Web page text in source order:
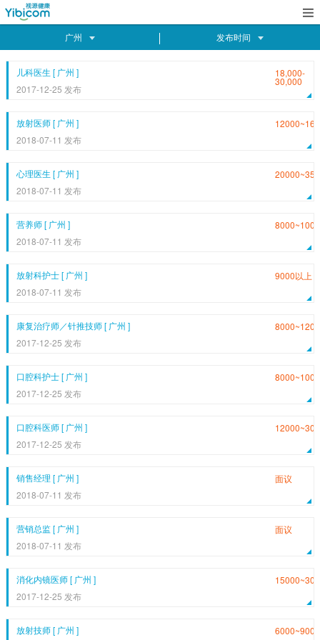

广州 发布时间
18,000-
30,000
儿科医生 [ 广州 ]
2017-12-25 发布
放射医师 [ 广州 ]
2018-07-11 发布
心理医生 [ 广州 ]
2018-07-11 发布
营养师 [ 广州 ]
2018-07-11 发布
9000以上
放射科护士 [ 广州 ]
2018-07-11 发布
康复治疗师／针推技师 [ 广州 ]
2017-12-25 发布
口腔科护士 [ 广州 ]
2017-12-25 发布
口腔科医师 [ 广州 ]
2017-12-25 发布
面议
销售经理 [ 广州 ]
2018-07-11 发布
面议
营销总监 [ 广州 ]
2018-07-11 发布
消化内镜医师 [ 广州 ]
2017-12-25 发布
6000~9000
放射技师 [ 广州 ]